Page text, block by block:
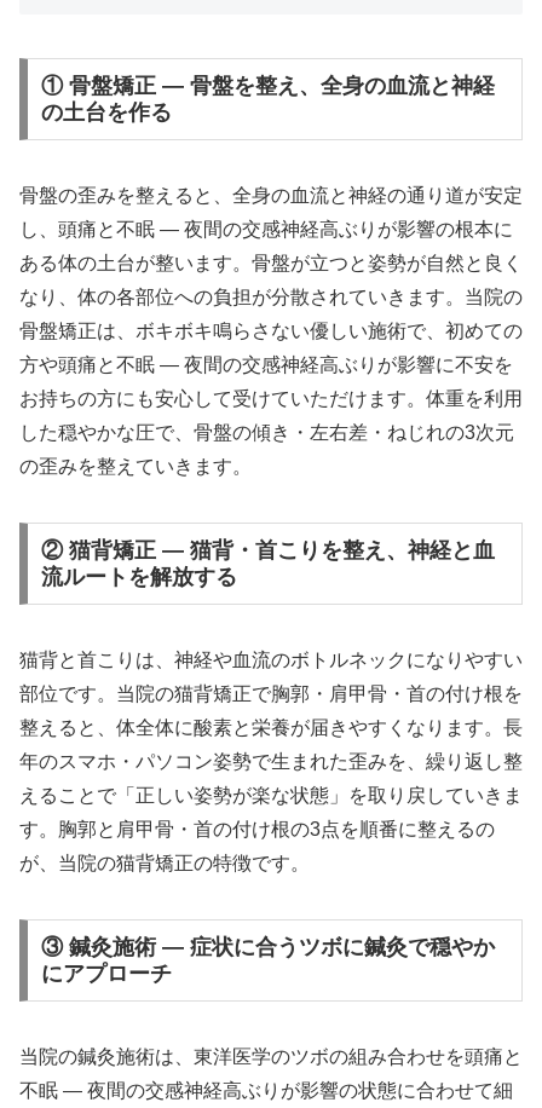
① 骨盤矯正 — 骨盤を整え、全身の血流と神経
の土台を作る
骨盤の歪みを整えると、全身の血流と神経の通り道が安定
し、頭痛と不眠 ― 夜間の交感神経高ぶりが影響の根本に
ある体の土台が整います。骨盤が立つと姿勢が自然と良く
なり、体の各部位への負担が分散されていきます。当院の
骨盤矯正は、ボキボキ鳴らさない優しい施術で、初めての
方や頭痛と不眠 ― 夜間の交感神経高ぶりが影響に不安を
お持ちの方にも安心して受けていただけます。体重を利用
した穏やかな圧で、骨盤の傾き・左右差・ねじれの3次元
の歪みを整えていきます。
② 猫背矯正 — 猫背・首こりを整え、神経と血
流ルートを解放する
猫背と首こりは、神経や血流のボトルネックになりやすい
部位です。当院の猫背矯正で胸郭・肩甲骨・首の付け根を
整えると、体全体に酸素と栄養が届きやすくなります。長
年のスマホ・パソコン姿勢で生まれた歪みを、繰り返し整
えることで「正しい姿勢が楽な状態」を取り戻していきま
す。胸郭と肩甲骨・首の付け根の3点を順番に整えるの
が、当院の猫背矯正の特徴です。
③ 鍼灸施術 — 症状に合うツボに鍼灸で穏やか
にアプローチ
当院の鍼灸施術は、東洋医学のツボの組み合わせを頭痛と
不眠 ― 夜間の交感神経高ぶりが影響の状態に合わせて細